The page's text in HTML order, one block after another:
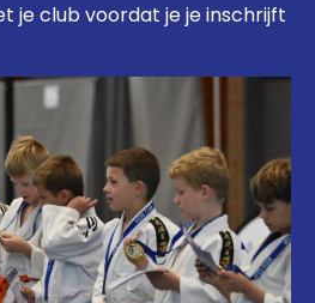
je club voordat je je inschrijft